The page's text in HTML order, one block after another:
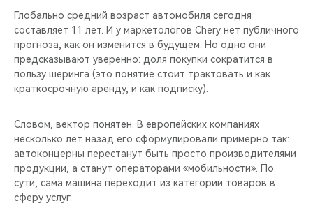
Глобально средний возраст автомобиля сегодня
составляет 11 лет. И у маркетологов Chery нет публичного
прогноза, как он изменится в будущем. Но одно они
предсказывают уверенно: доля покупки сократится в
пользу шеринга (это понятие стоит трактовать и как
краткосрочную аренду, и как подписку).
Словом, вектор понятен. В европейских компаниях
несколько лет назад его сформулировали примерно так:
автоконцерны перестанут быть просто производителями
продукции, а станут операторами «мобильности». По
сути, сама машина переходит из категории товаров в
сферу услуг.